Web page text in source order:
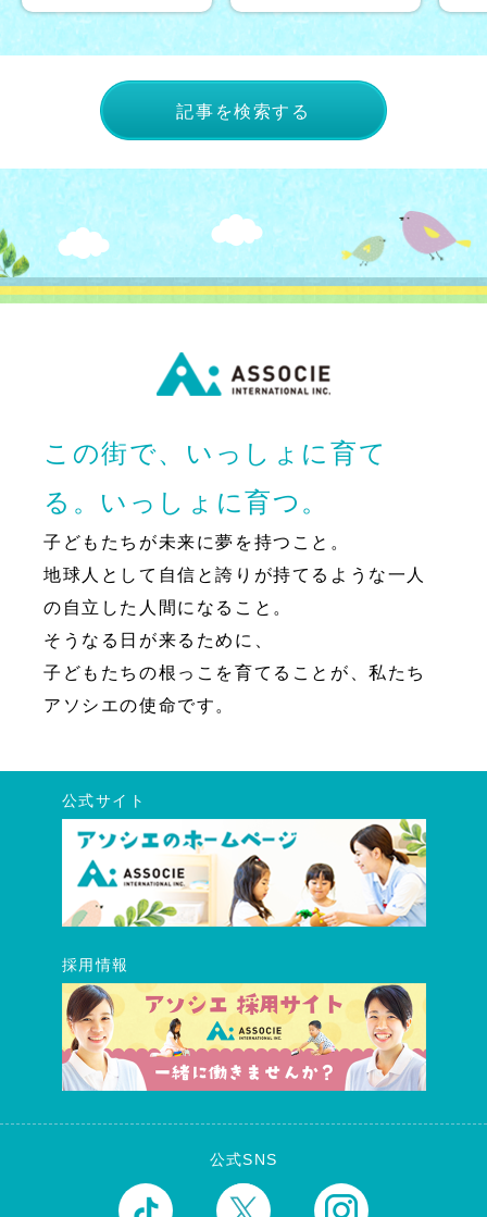
記事を検索する
この街で、いっしょに育て
る。いっしょに育つ。
子どもたちが未来に夢を持つこと。
地球人として自信と誇りが持てるような一人
の自立した人間になること。
そうなる日が来るために、
子どもたちの根っこを育てることが、私たち
アソシエの使命です。
公式サイト
採用情報
公式SNS